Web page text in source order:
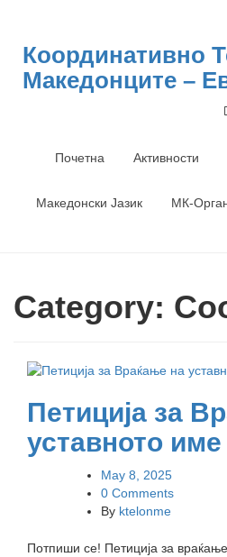
contentКоординативно
Македонците –
Почетна Активности
Македонски Јазик МК-
Category:
Петиција за
уставното
May 8, 2025
0 Comments
By ktelonme
Потпиши се! Петиција за